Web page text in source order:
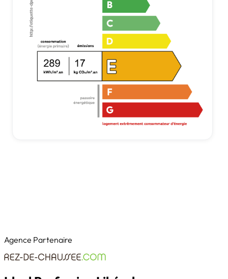
Agence Partenaire